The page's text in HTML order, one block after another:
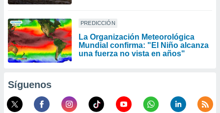
PREDICCIÓN
La Organización Meteorológica
Mundial confirma: "El Niño alcanza
una fuerza no vista en años"
Síguenos